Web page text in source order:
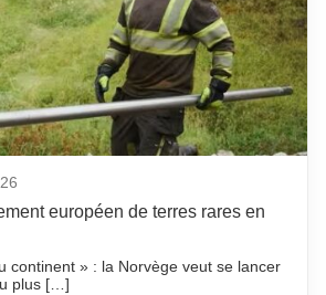
européen de terres rares en
continent » : la Norvège veut se lancer
plus […]